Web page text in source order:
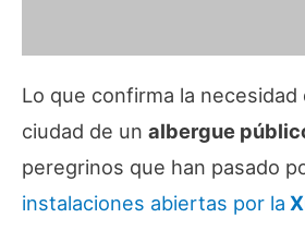
Lo que confirma la necesidad
ciudad de un albergue
peregrinos que han pasado
instalaciones abiertas por la